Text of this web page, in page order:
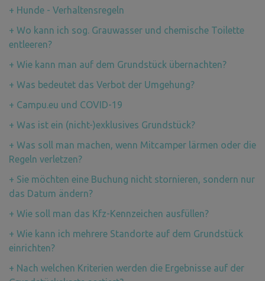
+ Hunde - Verhaltensregeln
+ Wo kann ich sog. Grauwasser und chemische Toilette
entleeren?
+ Wie kann man auf dem Grundstück übernachten?
+ Was bedeutet das Verbot der Umgehung?
+ Campu.eu und COVID-19
+ Was ist ein (nicht-)exklusives Grundstück?
+ Was soll man machen, wenn Mitcamper lärmen oder die
Regeln verletzen?
+ Sie möchten eine Buchung nicht stornieren, sondern nur
das Datum ändern?
+ Wie soll man das Kfz-Kennzeichen ausfüllen?
+ Wie kann ich mehrere Standorte auf dem Grundstück
einrichten?
+ Nach welchen Kriterien werden die Ergebnisse auf der